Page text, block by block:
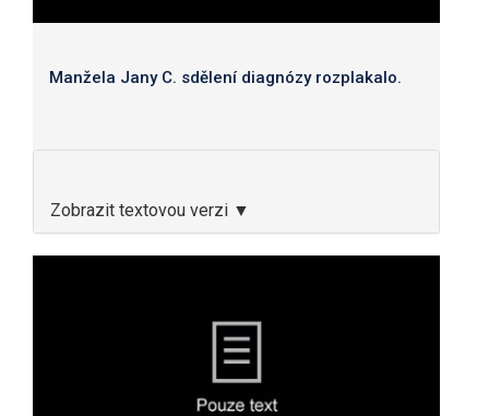
Manžela Jany C. sdělení diagnózy rozplakalo.
Zobrazit textovou verzi ▼